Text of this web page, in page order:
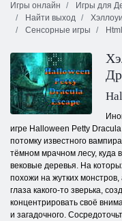
Игры онлайн
Игры для
Найти выход
Сенсорные игры
игре Halloween Petty
потомку известного
тёмном мрачном лесу, куда
вековые деревья. На
похожи на жутких
глаза какого-то зверька,
концентрировать своё
и загадочного.